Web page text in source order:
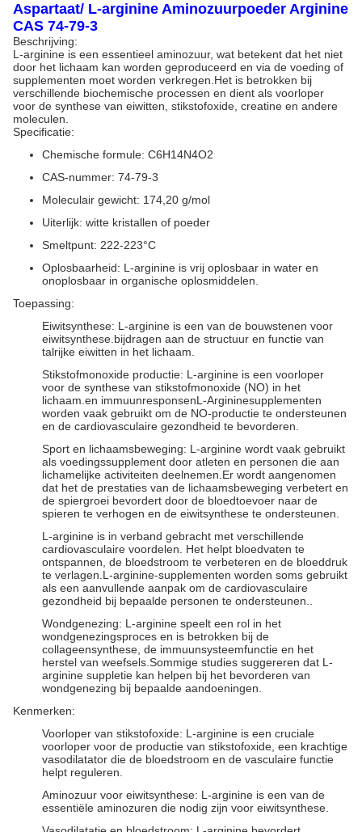
Aspartaat/ L-arginine Aminozuurpoeder Arginine
CAS 74-79-3
Beschrijving:
L-arginine is een essentieel aminozuur, wat betekent dat het niet
door het lichaam kan worden geproduceerd en via de voeding of
supplementen moet worden verkregen.Het is betrokken bij
verschillende biochemische processen en dient als voorloper
voor de synthese van eiwitten, stikstofoxide, creatine en andere
moleculen.
Specificatie:
Chemische formule: C6H14N4O2
CAS-nummer: 74-79-3
Moleculair gewicht: 174,20 g/mol
Uiterlijk: witte kristallen of poeder
Smeltpunt: 222-223°C
Oplosbaarheid: L-arginine is vrij oplosbaar in water en
onoplosbaar in organische oplosmiddelen.
Toepassing:
Eiwitsynthese: L-arginine is een van de bouwstenen voor
eiwitsynthese.bijdragen aan de structuur en functie van
talrijke eiwitten in het lichaam.
Stikstofmonoxide productie: L-arginine is een voorloper
voor de synthese van stikstofmonoxide (NO) in het
lichaam.en immuunresponsenL-Argininesupplementen
worden vaak gebruikt om de NO-productie te ondersteunen
en de cardiovasculaire gezondheid te bevorderen.
Sport en lichaamsbeweging: L-arginine wordt vaak gebruikt
als voedingssupplement door atleten en personen die aan
lichamelijke activiteiten deelnemen.Er wordt aangenomen
dat het de prestaties van de lichaamsbeweging verbetert en
de spiergroei bevordert door de bloedtoevoer naar de
spieren te verhogen en de eiwitsynthese te ondersteunen.
L-arginine is in verband gebracht met verschillende
cardiovasculaire voordelen. Het helpt bloedvaten te
ontspannen, de bloedstroom te verbeteren en de bloeddruk
te verlagen.L-arginine-supplementen worden soms gebruikt
als een aanvullende aanpak om de cardiovasculaire
gezondheid bij bepaalde personen te ondersteunen..
Wondgenezing: L-arginine speelt een rol in het
wondgenezingsproces en is betrokken bij de
collageensynthese, de immuunsysteemfunctie en het
herstel van weefsels.Sommige studies suggereren dat L-
arginine suppletie kan helpen bij het bevorderen van
wondgenezing bij bepaalde aandoeningen.
Kenmerken:
Voorloper van stikstofoxide: L-arginine is een cruciale
voorloper voor de productie van stikstofoxide, een krachtige
vasodilatator die de bloedstroom en de vasculaire functie
helpt reguleren.
Aminozuur voor eiwitsynthese: L-arginine is een van de
essentiële aminozuren die nodig zijn voor eiwitsynthese.